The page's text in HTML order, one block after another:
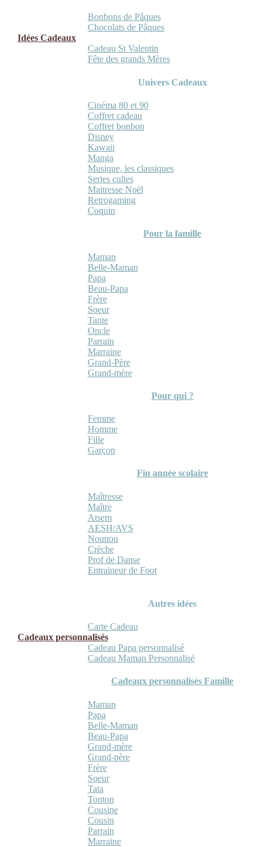
Bonbons de Pâques
Chocolats de Pâques
Idées Cadeaux
Cadeau St Valentin
Fête des grands Mères
Univers Cadeaux
Cinéma 80 et 90
Coffret cadeau
Coffret bonbon
Disney
Kawaii
Manga
Musique, les classiques
Series cultes
Maitresse Noël
Retrogaming
Coquin
Pour la famille
Maman
Belle-Maman
Papa
Beau-Papa
Frère
Soeur
Tante
Oncle
Parrain
Marraine
Grand-Père
Grand-mère
Pour qui ?
Femme
Homme
Fille
Garçon
Fin année scolaire
Maîtresse
Maître
Atsem
AESH/AVS
Nounou
Crèche
Prof de Danse
Entraineur de Foot
Autres idées
Carte Cadeau
Cadeaux personnalisés
Cadeau Papa personnalisé
Cadeau Maman Personnalisé
Cadeaux personnalisés Famille
Maman
Papa
Belle-Maman
Beau-Papa
Grand-mère
Grand-père
Frère
Soeur
Tata
Tonton
Cousine
Cousin
Parrain
Marraine